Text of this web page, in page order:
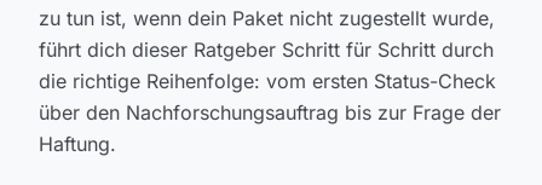
zu tun ist, wenn dein Paket nicht zugestellt wurde,
führt dich dieser Ratgeber Schritt für Schritt durch
die richtige Reihenfolge: vom ersten Status-Check
über den Nachforschungsauftrag bis zur Frage der
Haftung.